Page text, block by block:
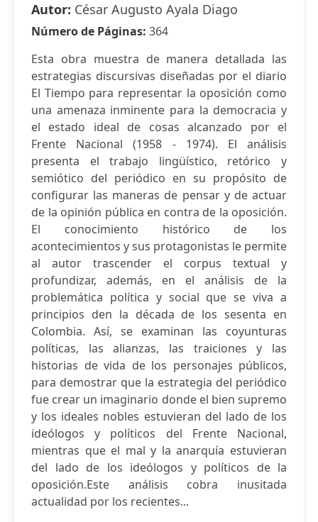
Autor: César Augusto Ayala Diago
Número de Páginas: 364
Esta obra muestra de manera detallada las
estrategias discursivas diseñadas por el diario
El Tiempo para representar la oposición como
una amenaza inminente para la democracia y
el estado ideal de cosas alcanzado por el
Frente Nacional (1958 - 1974). El análisis
presenta el trabajo lingüístico, retórico y
semiótico del periódico en su propósito de
configurar las maneras de pensar y de actuar
de la opinión pública en contra de la oposición.
El conocimiento histórico de los
acontecimientos y sus protagonistas le permite
al autor trascender el corpus textual y
profundizar, además, en el análisis de la
problemática política y social que se viva a
principios den la década de los sesenta en
Colombia. Así, se examinan las coyunturas
políticas, las alianzas, las traiciones y las
historias de vida de los personajes públicos,
para demostrar que la estrategia del periódico
fue crear un imaginario donde el bien supremo
y los ideales nobles estuvieran del lado de los
ideólogos y políticos del Frente Nacional,
mientras que el mal y la anarquía estuvieran
del lado de los ideólogos y políticos de la
oposición.Este análisis cobra inusitada
actualidad por los recientes...